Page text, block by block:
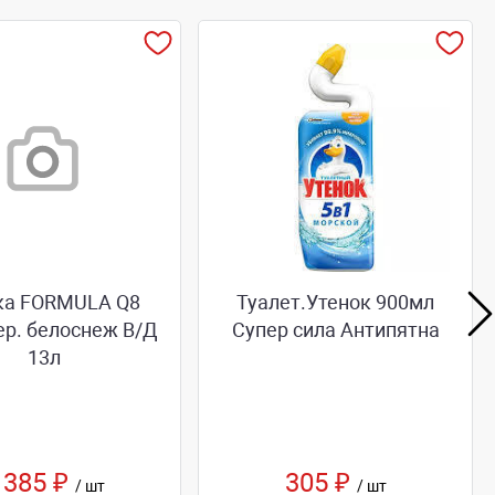
FORMULA Q8
белоснеж В/Д
13л
385 ₽/ шт
Туалет.Утенок 900мл
Супер сила Антипятна
305 ₽ / шт